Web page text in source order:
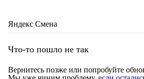
Яндекс Смена
Что-то пошло не так
Вернитесь позже или попробуйте